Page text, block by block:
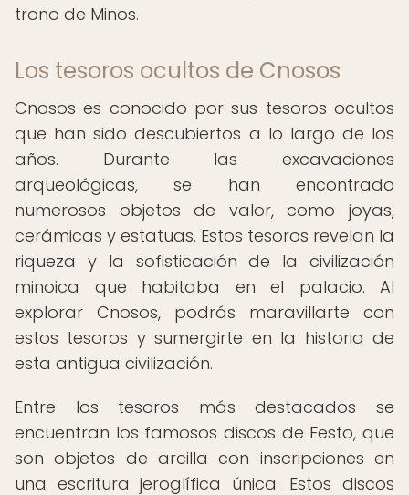
trono de Minos.
Los tesoros ocultos de Cnosos
Cnosos es conocido por sus tesoros ocultos
que han sido descubiertos a lo largo de los
años. Durante las excavaciones
arqueológicas, se han encontrado
numerosos objetos de valor, como joyas,
cerámicas y estatuas. Estos tesoros revelan la
riqueza y la sofisticación de la civilización
minoica que habitaba en el palacio. Al
explorar Cnosos, podrás maravillarte con
estos tesoros y sumergirte en la historia de
esta antigua civilización.
Entre los tesoros más destacados se
encuentran los famosos discos de Festo, que
son objetos de arcilla con inscripciones en
una escritura jeroglífica única. Estos discos